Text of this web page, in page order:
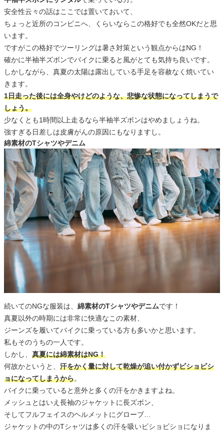
安全性云々の話はここでは置いておいて、
ちょっと近所のコンビニへ、くらいならこの格好でも全然OKだと思
います。
ですがこの格好でツーリングは暑さ対策という観点からはNG！
確かに半袖半ズボンでバイクに乗ると風がとても気持ち良いです。
しかしながら、真夏の太陽は露出している手足を容赦なく焼いてい
きます。
1日走った後には全身やけどのような、悲惨な状態になってしまうで
しょう。
少なくとも1時間以上走るなら半袖半ズボンはやめましょうね。
強すぎる日差しは皮膚がんの原因にもなりますし。
綿素材のTシャツやデニム
続いてのNGな服装は、 綿素材のTシャツやデニムです！
真夏以外の時期には非常に快適なこの素材、
ジーンズを履いてバイクに乗っている方も多いかと思います。
私もそのうちの一人です。
しかし、 真夏には綿素材はNG！
何故かというと、 汗をかく量に対して乾燥が追い付かずビショビシ
ョになってしまうから。
バイクに乗っていると意外と多くの汗をかきますよね。
メッシュとはいえ長袖のジャケットに長ズボン、
そしてフルフェイスのヘルメットにグローブ…
ジャケットの中のTシャツは多くの汗を吸いビショビショになりま